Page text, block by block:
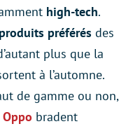
high-tech.
produits préférés des
plus que la
à l’automne.
de gamme ou non,
Oppo bradent